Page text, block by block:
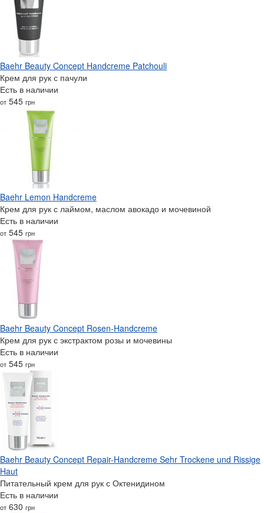
Baehr Beauty Concept Handcreme Patchouli
Крем для рук с пачули
Есть в наличии
от 545 грн
Baehr Lemon Handcreme
Крем для рук с лаймом, маслом авокадо и мочевиной
Есть в наличии
от 545 грн
Baehr Beauty Concept Rosen-Handcreme
Крем для рук с экстрактом розы и мочевины
Есть в наличии
от 545 грн
Baehr Beauty Concept Repair-Handcreme Sehr Trockene und Rissige
Haut
Питательный крем для рук с Октенидином
Есть в наличии
от 630 грн